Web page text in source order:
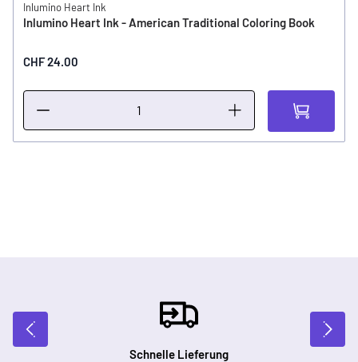
Inlumino Heart Ink
Inlumino Heart Ink - American Traditional Coloring Book
CHF 24.00
Schnelle Lieferung